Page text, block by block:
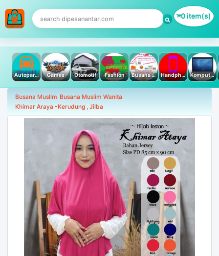
0 item(s)
Autoparts Games Otomotif Fashion Busana Muslim Handphone & Tablet Komputer PC & Laptop
Busana Muslim Busana Muslim Wanita
Khimar Araya -Kerudung , Jilba